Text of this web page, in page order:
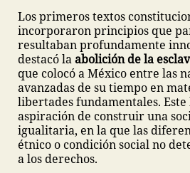
Los primeros textos
incorporaron principios que
resultaban profundamente
destacó laabolición de la
que colocó a México entre las
avanzadas de su tiempo en
libertades fundamentales.
aspiración de construir una
igualitaria, en la que las
étnico o condición social no
a los derechos.